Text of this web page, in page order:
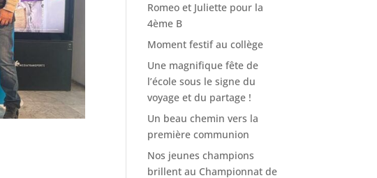
Romeo et Juliette pour la
4ème B
Moment festif au collège
Une magnifique fête de
l’école sous le signe du
voyage et du partage !
Un beau chemin vers la
première communion
Nos jeunes champions
brillent au Championnat de